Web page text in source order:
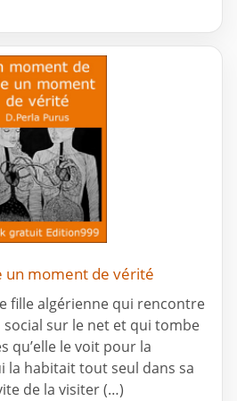
un moment de vérité
fille algérienne qui rencontre
social sur le net et qui tombe
qu’elle le voit pour la
la habitait tout seul dans sa
de la visiter (…)